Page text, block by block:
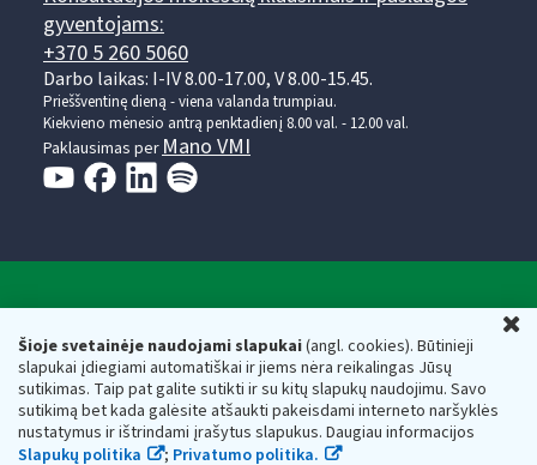
Šioje svetainėje naudojami slapukai(angl. cookies). Būtinieji
slapukai įdiegiami automatiškai ir jiems nėra reikalingas Jūsų
sutikimas. Taip pat galite sutikti ir su kitų slapukų naudojimu. Savo
sutikimą bet kada galėsite atšaukti pakeisdami interneto naršyklės
nustatymus ir ištrindami įrašytus slapukus. Daugiau informacijos
Slapukų politika
; Privatumo politika.
gyventojams:
+370 5 260 5060
Darbo laikas: I-IV 8.00-17.00, V 8.00-15.45.
Prieššventinę dieną - viena valanda trumpiau.
Kiekvieno mėnesio antrą penktadienį 8.00 val. - 12.00 val.
Paklausimas per Mano VMI
Respublikos finansų ministerijos
Biudžetinė įstaiga. Juridinio asmens kodas — 188659752,
adresas: Vasario 16-osios g. 14, 01107 Vilnius, Lietuva, el.paštas:
vmi@vmi.lt, E. pristatymo dėžutės adresas 188659752
Duomenys apie Valstybinę mokesčių inspekciją prie Lietuvos